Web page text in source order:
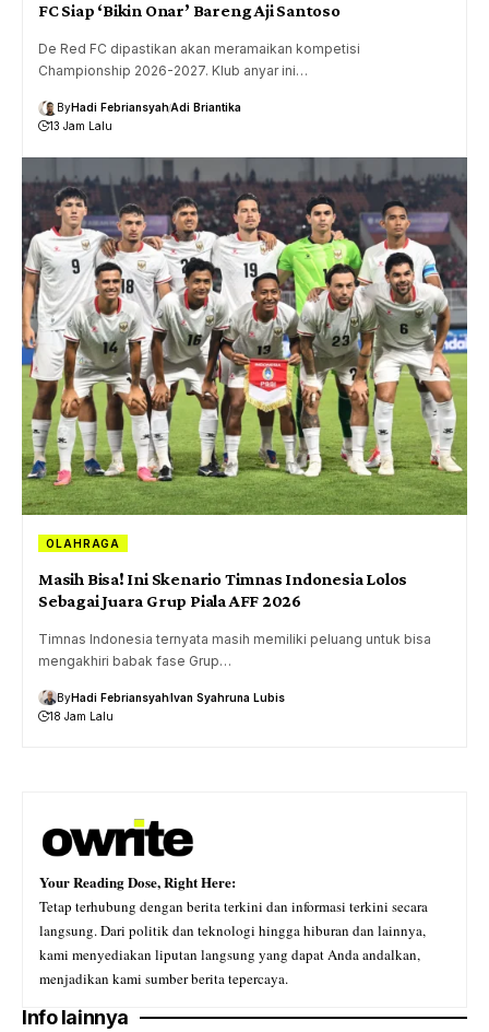
FC Siap ‘Bikin Onar’ Bareng Aji Santoso
De Red FC dipastikan akan meramaikan kompetisi
Championship 2026-2027. Klub anyar ini…
ByHadi FebriansyahAdi Briantika
13 Jam Lalu
OLAHRAGA
Masih Bisa! Ini Skenario Timnas Indonesia Lolos
Sebagai Juara Grup Piala AFF 2026
Timnas Indonesia ternyata masih memiliki peluang untuk bisa
mengakhiri babak fase Grup…
ByHadi FebriansyahIvan Syahruna Lubis
18 Jam Lalu
Your Reading Dose, Right Here:
Tetap terhubung dengan berita terkini dan informasi terkini secara
langsung. Dari politik dan teknologi hingga hiburan dan lainnya,
kami menyediakan liputan langsung yang dapat Anda andalkan,
menjadikan kami sumber berita tepercaya.
Info lainnya